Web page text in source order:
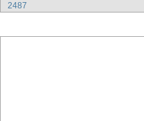
2487